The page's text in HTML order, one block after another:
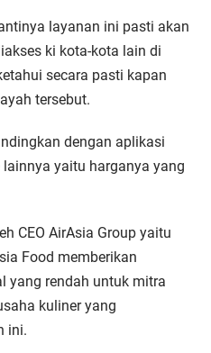
layanan ini pasti akan
ki kota-kota lain di
secara pasti kapan
tersebut.
dengan aplikasi
yaitu harganya yang
CEO AirAsia Group yaitu
Food memberikan
yang rendah untuk mitra
kuliner yang
ini.